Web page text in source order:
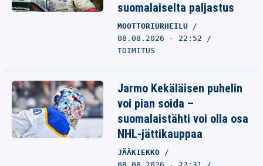
suomalaiselta paljastus
MOOTTORIURHEILU
08.08.2026 - 22:52
TOIMITUS
Jarmo Kekäläisen puhelin
voi pian soida –
suomalaistähti voi olla osa
NHL-jättikauppaa
JÄÄKIEKKO